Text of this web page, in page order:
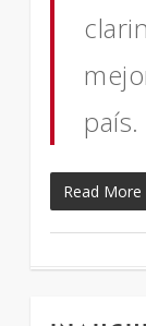
país.
Read More